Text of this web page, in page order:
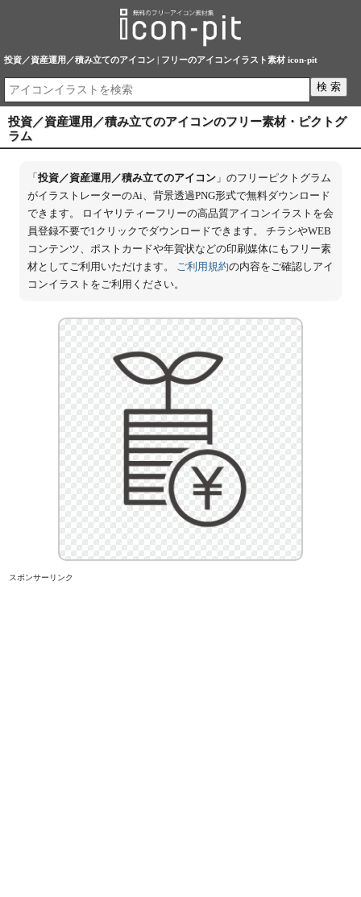
投資／資産運用／積み立てのアイコン | フリーのアイコンイラスト素材 icon-pit
投資／資産運用／積み立てのアイコンのフリー素材・ピクトグ
ラム
「 投資／資産運用／積み立てのアイコン」のフリーピクトグラム
がイラストレーターのAi、背景透過PNG形式で無料ダウンロード
できます。 ロイヤリティーフリーの高品質アイコンイラストを会
員登録不要で1クリックでダウンロードできます。 チラシやWEB
コンテンツ、ポストカードや年賀状などの印刷媒体にもフリー素
材としてご利用いただけます。 ご利用規約の内容をご確認しアイ
コンイラストをご利用ください。
スポンサーリンク